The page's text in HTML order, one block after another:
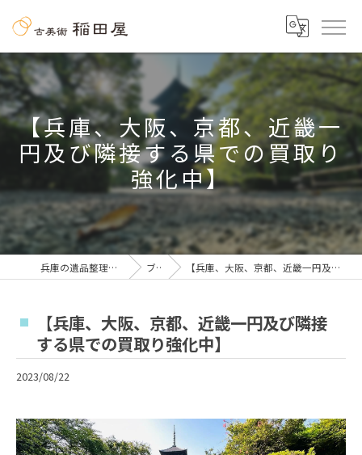
【兵庫、大阪、京都、近畿一
円及び隣接する県での買取り
強化中】
兵庫の遺品整理なら古美術 稲田屋 ブログ 【兵庫、大阪、京都、近畿一円及び隣接する県での買取り強化中】
【兵庫、大阪、京都、近畿一円及び隣接
する県での買取り強化中】
2023/08/22